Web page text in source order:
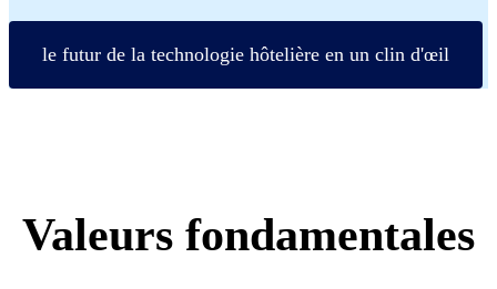
le futur de la technologie hôtelière en un clin d'œil
Valeurs fondamentales